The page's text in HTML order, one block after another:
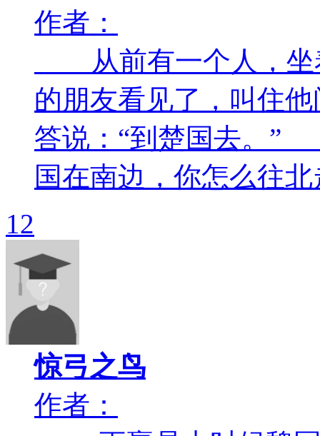
作者：
从前有一个人，
的朋友看见了，叫住
答说：“到楚国去。”
国在南边，你怎么往
12
惊弓之鸟
作者：